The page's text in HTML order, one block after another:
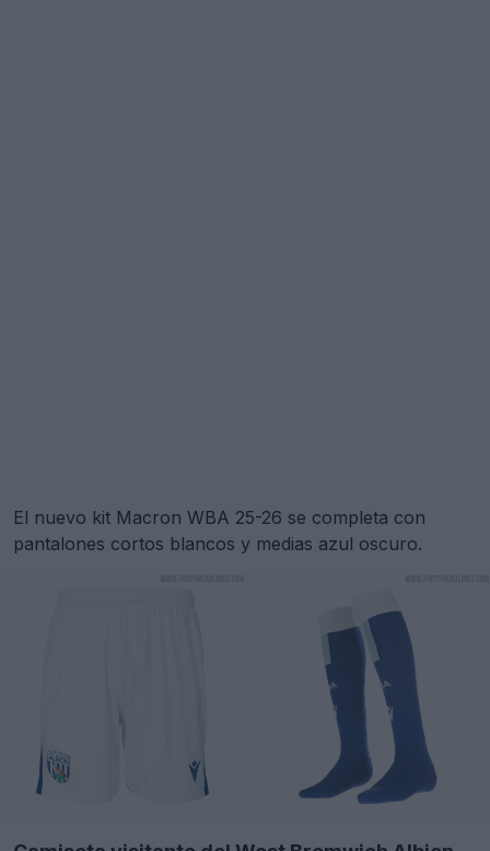
El nuevo kit Macron WBA 25-26 se completa con
pantalones cortos blancos y medias azul oscuro.